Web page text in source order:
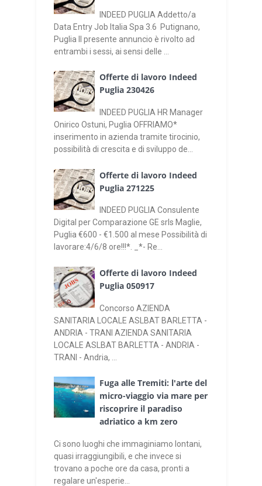
INDEED PUGLIA Addetto/a
Data Entry Job Italia Spa 3.6 Putignano,
Puglia Il presente annuncio è rivolto ad
entrambi i sessi, ai sensi delle ...
Offerte di lavoro Indeed
Puglia 230426
INDEED PUGLIA HR Manager
Onirico Ostuni, Puglia OFFRIAMO*
inserimento in azienda tramite tirocinio,
possibilità di crescita e di sviluppo de...
Offerte di lavoro Indeed
Puglia 271225
INDEED PUGLIA Consulente
Digital per Comparazione GE srls Maglie,
Puglia €600 - €1.500 al mese Possibilità di
lavorare:4/6/8 ore!!!*. _*- Re...
Offerte di lavoro Indeed
Puglia 050917
Concorso AZIENDA
SANITARIA LOCALE ASLBAT BARLETTA -
ANDRIA - TRANI AZIENDA SANITARIA
LOCALE ASLBAT BARLETTA - ANDRIA -
TRANI - Andria, ...
Fuga alle Tremiti: l'arte del
micro-viaggio via mare per
riscoprire il paradiso
adriatico a km zero
Ci sono luoghi che immaginiamo lontani,
quasi irraggiungibili, e che invece si
trovano a poche ore da casa, pronti a
regalare un'esperie...